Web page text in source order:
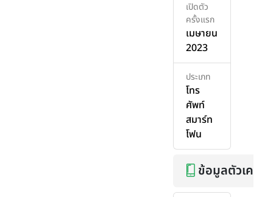
เปิดตัว
ครั้งแรก
เมษายน
2023
ประเภท
โทร
ศัพท์
สมาร์ท
โฟน
ข้อมูลตัวเครื่อง